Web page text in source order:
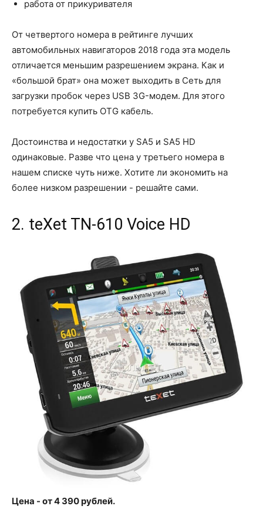
работа от прикуривателя
От четвертого номера в рейтинге лучших
автомобильных навигаторов 2018 года эта модель
отличается меньшим разрешением экрана. Как и
«большой брат» она может выходить в Сеть для
загрузки пробок через USB 3G-модем. Для этого
потребуется купить OTG кабель.
Достоинства и недостатки у SA5 и SA5 HD
одинаковые. Разве что цена у третьего номера в
нашем списке чуть ниже. Хотите ли экономить на
более низком разрешении - решайте сами.
2. teXet TN-610 Voice HD
Цена - от 4 390 рублей.